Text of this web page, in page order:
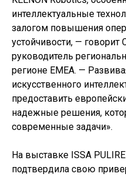
интеллектуальные
залогом повышения
устойчивости, — говорит
руководитель
регионе EMEA. —
искусственного
предоставить
надежные решения,
современные задачи».
На выставке ISSA
подтвердила свою